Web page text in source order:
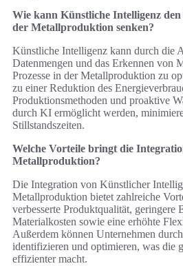
Wie kann Künstliche Intelligenz
der Metallproduktion senken?
Künstliche Intelligenz kann durch die
Datenmengen und das Erkennen von
Prozesse in der Metallproduktion zu
zu einer Reduktion des
Produktionsmethoden und proaktive
durch KI ermöglicht werden,
Stillstandszeiten.
Welche Vorteile bringt die
Metallproduktion?
Die Integration von Künstlicher
Metallproduktion bietet zahlreiche
verbesserte Produktqualität, geringere
Materialkosten sowie eine erhöhte
Außerdem können Unternehmen
identifizieren und optimieren, was die
effizienter macht.